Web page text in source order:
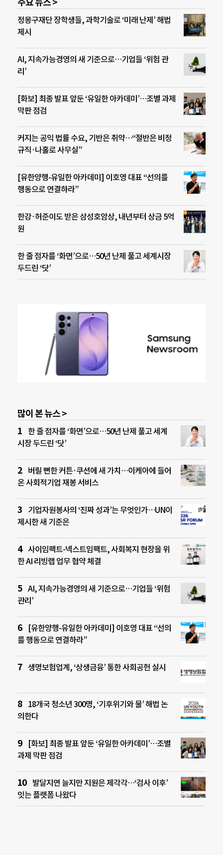
정몽구재단 장학생들, 과학기술로 ‘미래 난제’ 해법
제시
AI, 지속가능경영의 새 기준으로…기업들 ‘위험 관
리’
[화보] 최종 발표 앞둔 ‘유일한 아카데미’…조별 과제
막판 점검
커지는 공익 법률 수요, 기반은 취약…“절반은 비정
규직·나홀로 사무실”
[유한양행-유일한 아카데미] 이호영 대표 “선의를
행동으로 연결하라”
한강·허준이도 받은 삼성호암상, 내년부터 상금 5억
원
한 줄 점자를 ‘화면’으로…50년 난제 풀고 세계시장
두드린 ‘닷’
많이 본 뉴스 >
한 줄 점자를 ‘화면’으로…50년 난제 풀고 세계
시장 두드린 ‘닷’
버릴 뻔한 커튼·쿠션에 새 가치…이케아에 들어
온 사회적기업 재봉 서비스
기업자원봉사의 ‘진짜 성과’는 무엇인가…UN이
제시한 새 기준은
사이임팩트-넥스트임팩트, 사회복지 현장을 위
한 AI 리빙랩 업무 협약 체결
AI, 지속가능경영의 새 기준으로…기업들 ‘위험
관리’
[유한양행-유일한 아카데미] 이호영 대표 “선의
를 행동으로 연결하라”
생명보험업계, ‘상생금융’ 통한 사회공헌 실시
18개국 청소년 300명, ‘기후위기와 물’ 해법 논
의한다
[화보] 최종 발표 앞둔 ‘유일한 아카데미’…조별
과제 막판 점검
발달지연 늘지만 지원은 제각각…‘검사 이후’
잇는 플랫폼 나왔다